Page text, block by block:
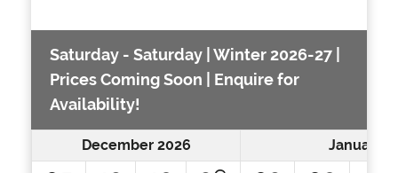
Saturday - Saturday | Winter 2026-27 |
Prices Coming Soon | Enquire for
Availability!
December 2026 January